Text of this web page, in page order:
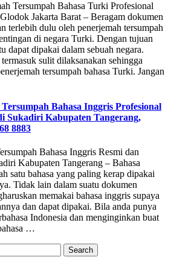
Tersumpah Bahasa Turki Profesional
Jakarta Barat – Beragam dokumen
terlebih dulu oleh penerjemah tersumpah
di negara Turki. Dengan tujuan
dapat dipakai dalam sebuah negara.
sulit dilaksanakan sehingga
tersumpah bahasa Turki. Jangan
Bahasa Inggris Profesional
Sukadiri Kabupaten Tangerang,
8883
Bahasa Inggris Resmi dan
Kabupaten Tangerang – Bahasa
satu bahasa yang paling kerap dipakai
Tidak lain dalam suatu dokumen
memakai bahasa inggris supaya
dan dapat dipakai. Bila anda punya
Indonesia dan menginginkan buat
…